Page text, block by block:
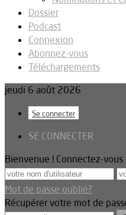
Dossier
Podcast
Connexion
Abonnez-vous
Téléchargements
jeudi 6 août 2026
Se connecter
SE CONNECTER
Bienvenue ! Connectez-
Mot de passe oublié?
Récupérer votre mot de